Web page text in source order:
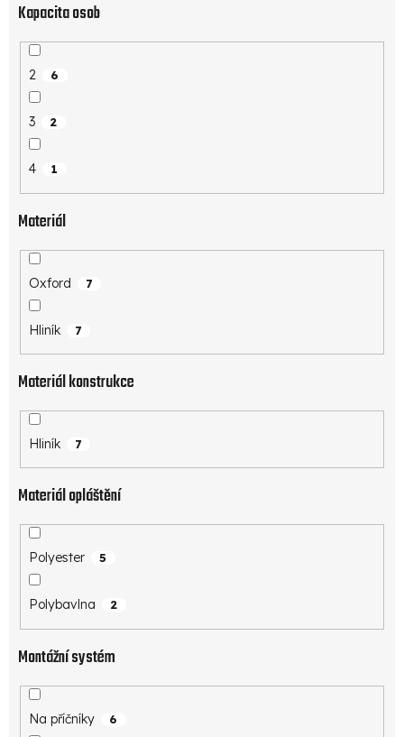
Kapacita osob
2 6
3 2
4 1
Materiál
Oxford 7
Hliník 7
Materiál konstrukce
Hliník 7
Materiál opláštění
Polyester 5
Polybavlna 2
Montážní systém
Na příčníky 6